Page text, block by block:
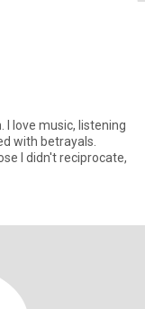
I love music, listening
with betrayals.
I didn't reciprocate,